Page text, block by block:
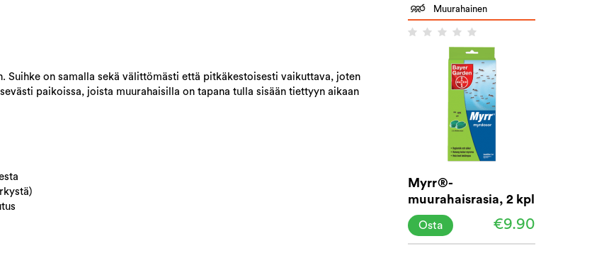
Muurahainen
Myrr®-
muurahaisrasia, 2 kpl
pakkaus
€9.90
Osta
Suihke on samalla sekä välittömästi että pitkäkestoisesti vaikuttava, joten
paikoissa, joista muurahaisilla on tapana tulla sisään tiettyyn aikaan